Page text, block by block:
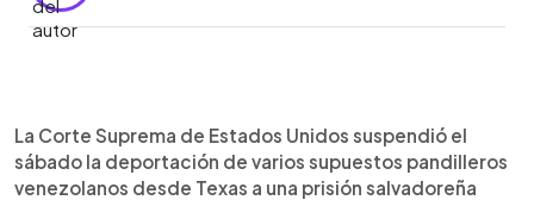
Escuchar artículo
La Corte Suprema de Estados Unidos suspendió el
sábado la deportación de varios supuestos pandilleros
venezolanos desde Texas a una prisión salvadoreña